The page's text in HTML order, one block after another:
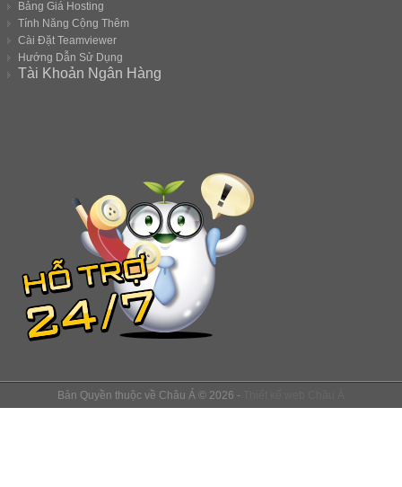
Bảng Giá Hosting
Tính Năng Cộng Thêm
Cài Đặt Teamviewer
Hướng Dẫn Sử Dụng
Tài Khoản Ngân Hàng
Bản Quyền thuộc về Châu Á © 2026 -